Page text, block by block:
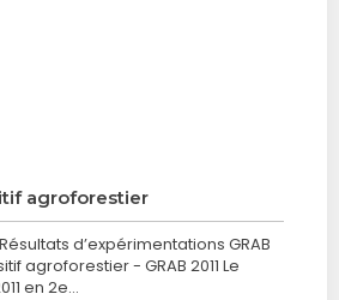
agroforestier
d’expérimentations GRAB
agroforestier - GRAB 2011 Le
en 2e…